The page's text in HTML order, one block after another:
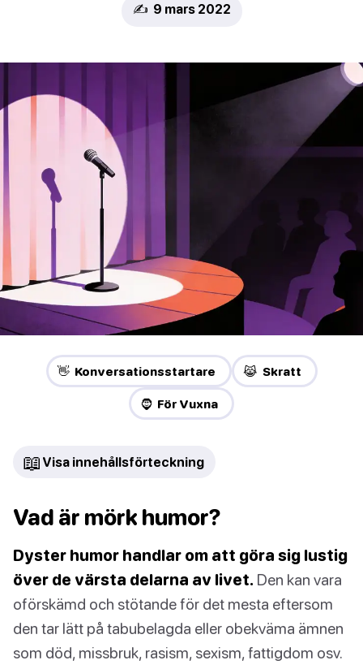
✍️ 9 mars 2022
👋 Konversationsstartare 😹 Skratt
🧔 För Vuxna
📖 Visa innehållsförteckning
Vad är mörk humor?
Dyster humor handlar om att göra sig lustig
över de värsta delarna av livet. Den kan vara
oförskämd och stötande för det mesta eftersom
den tar lätt på tabubelagda eller obekväma ämnen
som död, missbruk, rasism, sexism, fattigdom osv.